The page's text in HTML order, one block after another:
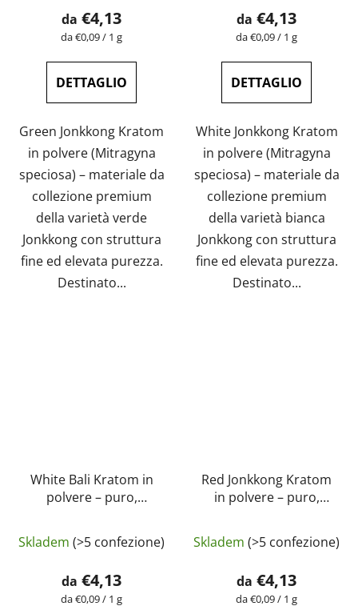
media
del
è
5
stelle.
da €4,13
Prezzo
misura:
da €0,09 / 1 g
DETTAGLIO
Green Jonkkong Kratom
in polvere (Mitragyna
speciosa) – materiale da
collezione premium
della varietà verde
Jonkkong con struttura
fine ed elevata purezza.
Destinato...
media
del
è
5
stelle.
da €4,13
Prezzo
misura:
da €0,09 / 1 g
DETTAGLIO
White Jonkkong Kratom
in polvere (Mitragyna
speciosa) – materiale da
collezione premium
della varietà bianca
Jonkkong con struttura
fine ed elevata purezza.
Destinato...
White Bali Kratom in
polvere – puro,
laboratorio |
GreenGuruvalutazione
media
del
Skladem (>5 confezione)
da €4,13
Prezzo
da €0,09 / 1 g
Red Jonkkong Kratom
in polvere – puro,
laboratorio |
GreenGuru
Skladem (>5 confezione)
da €4,13
Prezzo
da €0,09 / 1 g